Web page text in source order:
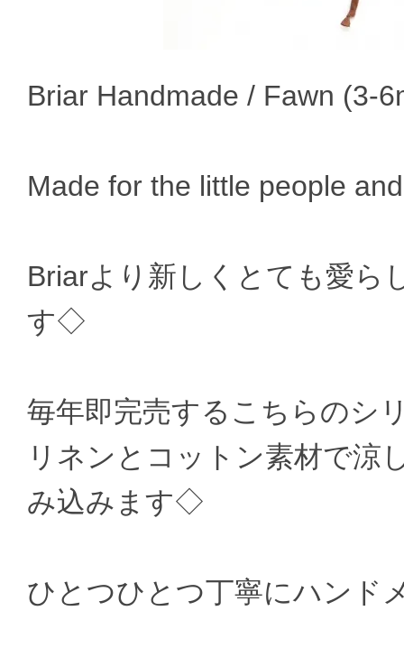
Briar Handmade / Fawn (3-
Made for the little people
Briarより新しくとても愛ら
す◇
毎年即完売するこちらのシ
リネンとコットン素材で涼
み込みます◇
ひとつひとつ丁寧にハン